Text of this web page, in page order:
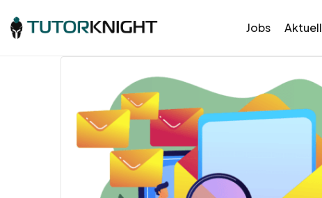
Jobs Aktuell